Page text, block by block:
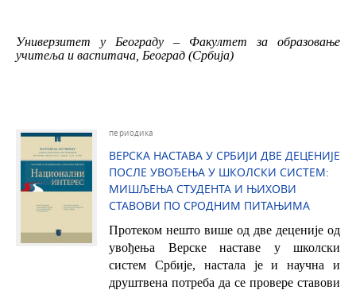
Универзитет у Београду ‒ Факултет за образовање
учитеља и васпитача, Београд (Србија)
периодика
ВЕРСКА НАСТАВА У СРБИЈИ ДВЕ ДЕЦЕНИЈЕ
ПОСЛЕ УВОЂЕЊА У ШКОЛСКИ СИСТЕМ:
МИШЉЕЊА СТУДЕНТА И ЊИХОВИ
СТАВОВИ ПО СРОДНИМ ПИТАЊИМА
Протеком нешто више од две деценије од
увођења Верске наставе у школски
систем Србије, настала је и научна и
друштвена потреба да се провере ставови